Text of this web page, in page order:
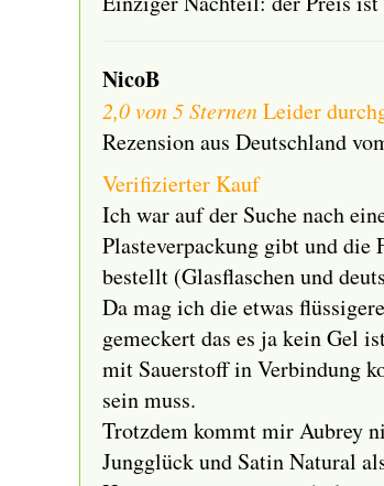
NicoB
2,0 von 5 SternenLeider
Rezension aus Deutschland
Verifizierter Kauf
Ich war auf der Suche nach
Plasteverpackung gibt und
bestellt (Glasflaschen und
Da mag ich die etwas
gemeckert das es ja kein Gel
mit Sauerstoff in Verbindung
sein muss.
Trotzdem kommt mir Aubrey
Jungglück und Satin Natural